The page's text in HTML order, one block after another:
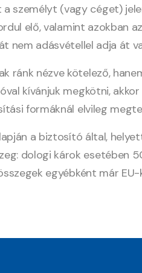
személyt (vagy céget)
elő, valamint azokban
nem adásvétellel adja át
ránk nézve kötelező,
kívánjuk megkötni,
formáknál elvileg
a biztosító által,
dologi károk esetében
egyébként már